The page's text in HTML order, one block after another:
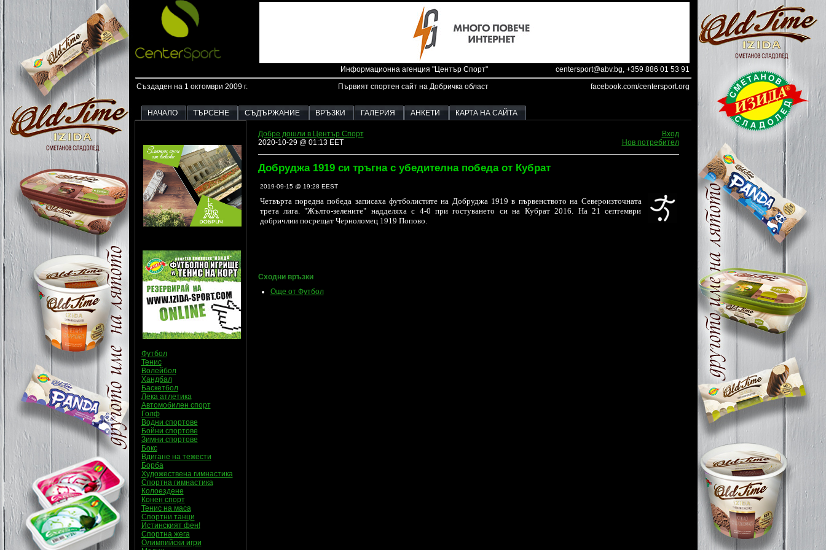
Информационна агенция "Център Спорт" centersport@abv.bg, +359 886 01 53 91
Създаден на 1 октомври 2009 г. Първият спортен сайт на Добричка област facebook.com/centersport.org
НАЧАЛО ТЪРСЕНЕ СЪДЪРЖАНИЕ ВРЪЗКИ ГАЛЕРИЯ АНКЕТИ КАРТА НА САЙТА
Вход
Нов потребител
Добре дошли в Център Спорт
2020-10-29 @ 01:13 EET
Добруджа 1919 си тръгна с убедителна победа от Кубрат
2019-09-15 @ 19:28 EEST
Четвърта поредна победа записаха футболистите на Добруджа 1919 в първенството на Североизточната
трета лига. "Жълто-зелените" надделяха с 4-0 при гостуването си на Кубрат 2016. На 21 септември
добричлии посрещат Черноломец 1919 Попово.
Сходни връзки
Още от Футбол
Футбол
Тенис
Волейбол
Хандбал
Баскетбол
Лека атлетика
Автомобилен спорт
Голф
Водни спортове
Бойни спортове
Зимни спортове
Бокс
Вдигане на тежести
Борба
Художествена гимнастика
Спортна гимнастика
Колоездене
Конен спорт
Тенис на маса
Спортни танци
Истинският фен!
Спортна жега
Олимпийски игри